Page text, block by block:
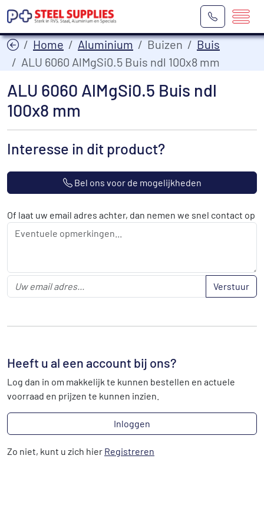
Home Aluminium Buizen
Buis
ALU 6060 AlMgSi0.5 Buis ndl 100x8 mm
ALU 6060 AlMgSi0.5 Buis ndl
100x8 mm
Interesse in dit product?
Bel ons voor de mogelijkheden
Of laat uw email adres achter, dan nemen we snel contact op
Verstuur
Heeft u al een account bij ons?
Log dan in om makkelijk te kunnen bestellen en actuele
voorraad en prijzen te kunnen inzien.
Inloggen
Zo niet, kunt u zich hier Registreren